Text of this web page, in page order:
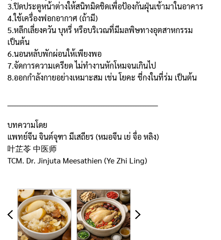
3.ปิดประตูหน้าต่างให้สนิทมิดชิดเพื่อป้องกันฝุ่นเข้ามาในอาคาร
4.ใช้เครื่องฟอกอากาศ (ถ้ามี)
5.หลีกเลี่ยงควัน บุหรี่ หรือบริเวณที่มีมลพิษทางอุตสาหกรรม
เป็นต้น
6.นอนหลับพักผ่อนให้เพียงพอ
7.จัดการความเครียด ไม่ทำงานหักโหมจนเกินไป
8.ออกกำลังกายอย่างเหมาะสม เช่น โยคะ ชี่กงในที่ร่ม เป็นต้น
บทความโดย
แพทย์จีน จินต์จุฑา มีเสถียร (หมอจีน เย่ จื่อ หลิง)
叶芷苓 中医师
TCM. Dr. Jinjuta Meesathien (Ye Zhi Ling)